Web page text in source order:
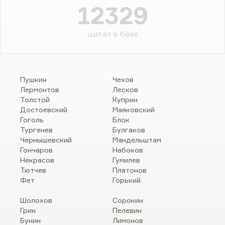
12329
цитат в базе
Пушкин
Лермонтов
Толстой
Достоевский
Гоголь
Тургенев
Чернышевский
Гончаров
Некрасов
Тютчев
Фет
Чехов
Лесков
Куприн
Маяковский
Блок
Булгаков
Мандельштам
Набоков
Гумилев
Платонов
Горький
Шолохов
Грин
Бунин
Сорокин
Пелевин
Лимонов